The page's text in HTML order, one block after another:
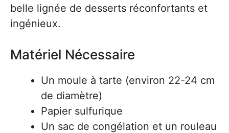
belle lignée de desserts réconfortants et
ingénieux.
Matériel Nécessaire
Un moule à tarte (environ 22-24 cm
de diamètre)
Papier sulfurique
Un sac de congélation et un rouleau